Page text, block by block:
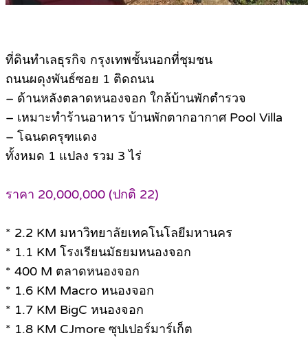
ที่ดินทำเลธุรกิจ กรุงเทพชั้นนอกที่ชุมชน
ถนนผดุงพันธ์ซอย 1 ติดถนน
– ด้านหลังตลาดหนองจอก ใกล้บ้านพักตำรวจ
– เหมาะทำร้านอาหาร บ้านพักตากอากาศ Pool Villa
– โฉนดครุฑแดง
ทั้งหมด 1 แปลง รวม 3 ไร่
ราคา 20,000,000 (ปกติ 22)
* 2.2 KM มหาวิทยาลัยเทคโนโลยีมหานคร
* 1.1 KM โรงเรียนมัธยมหนองจอก
* 400 M ตลาดหนองจอก
* 1.6 KM Macro หนองจอก
* 1.7 KM BigC หนองจอก
* 1.8 KM CJmore ซุปเปอร์มาร์เก็ต